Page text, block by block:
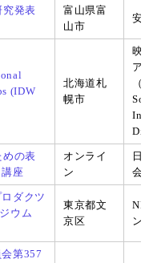
究発表
富山県富
山市
安
(IDW
北海道札
幌市
映
ア
（
めの表
座
オンライ
ン
日
会
ダクツ
ウム
東京都文
京区
ン
第357